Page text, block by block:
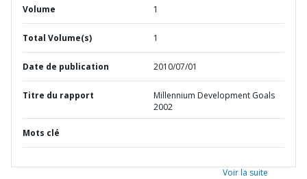
Volume 1
Total Volume(s) 1
Date de publication 2010/07/01
Titre du rapport
Millennium Development Goals
2002
Mots clé
Voir la suite